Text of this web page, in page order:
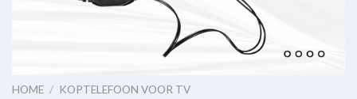
HOME / KOPTELEFOON VOOR TV